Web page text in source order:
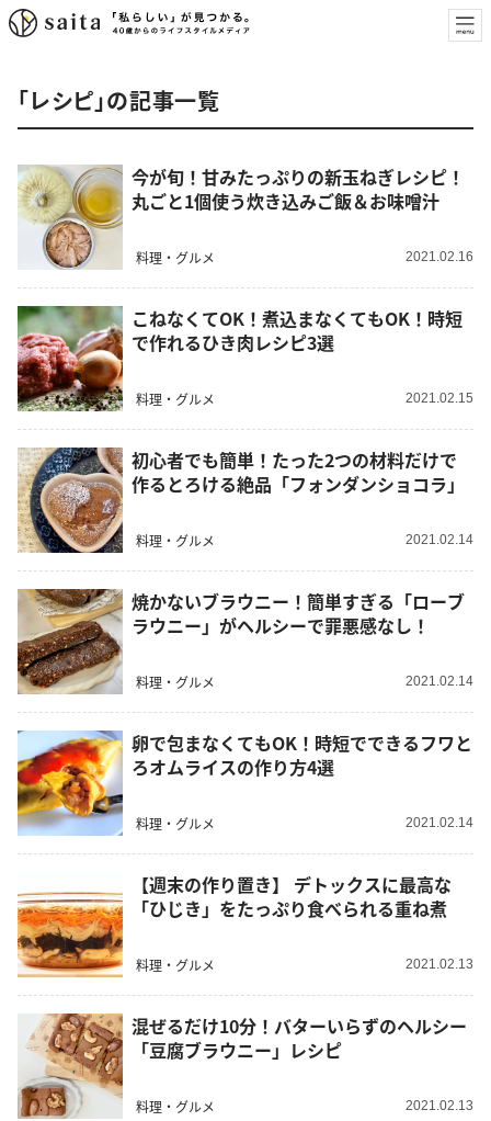
「レシピ」の記事一覧
今が旬！甘みたっぷりの新玉ねぎレシピ！
丸ごと1個使う炊き込みご飯＆お味噌汁
料理・グルメ 2021.02.16
こねなくてOK！煮込まなくてもOK！時短
で作れるひき肉レシピ3選
料理・グルメ 2021.02.15
初心者でも簡単！たった2つの材料だけで
作るとろける絶品「フォンダンショコラ」
料理・グルメ 2021.02.14
焼かないブラウニー！簡単すぎる「ローブ
ラウニー」がヘルシーで罪悪感なし！
料理・グルメ 2021.02.14
卵で包まなくてもOK！時短でできるフワと
ろオムライスの作り方4選
料理・グルメ 2021.02.14
【週末の作り置き】 デトックスに最高な
「ひじき」をたっぷり食べられる重ね煮
料理・グルメ 2021.02.13
混ぜるだけ10分！バターいらずのヘルシー
「豆腐ブラウニー」レシピ
料理・グルメ 2021.02.13